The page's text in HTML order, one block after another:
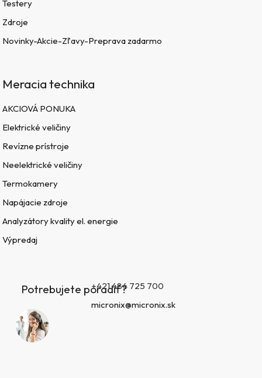
Testery
Zdroje
Novinky-Akcie-Zľavy-Preprava zadarmo
Meracia technika
AKCIOVÁ PONUKA
Elektrické veličiny
Revízne prístroje
Neelektrické veličiny
Termokamery
Napájacie zdroje
Analyzátory kvality el. energie
Výpredaj
Potrebujete poradiť?+421 484 725 700
micronix@micronix.sk